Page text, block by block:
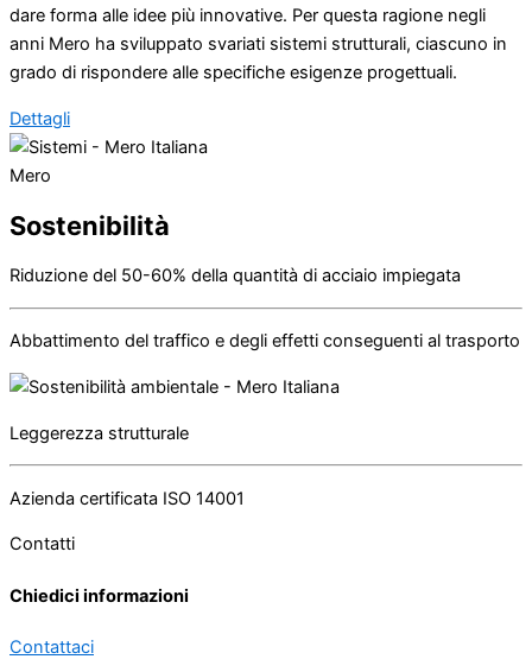
dare forma alle idee più innovative. Per questa ragione negli
anni Mero ha sviluppato svariati sistemi strutturali, ciascuno in
grado di rispondere alle specifiche esigenze progettuali.
Dettagli
Mero
Sostenibilità
Riduzione del 50-60% della quantità di acciaio impiegata
Abbattimento del traffico e degli effetti conseguenti al trasporto
Leggerezza strutturale
Azienda certificata ISO 14001
Contatti
Chiedici informazioni
Contattaci